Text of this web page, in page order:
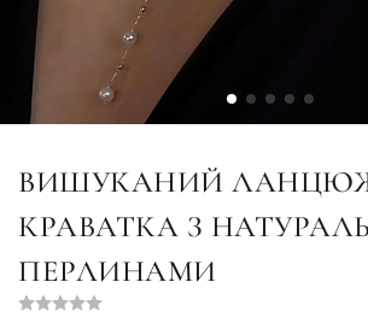
ВИШУКАНИЙ
КРАВАТКА З
ПЕРЛИНАМИ